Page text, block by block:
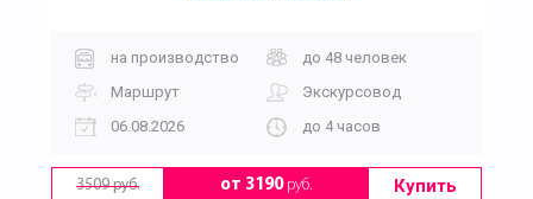
на производство
до 48 человек
Маршрут
Экскурсовод
06.08.2026
до 4 часов
3509 руб. от 3190руб. Купить